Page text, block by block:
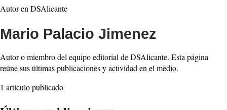
Autor en DSAlicante
Mario Palacio Jimenez
Autor o miembro del equipo editorial de DSAlicante. Esta página
reúne sus últimas publicaciones y actividad en el medio.
1 artículo publicado